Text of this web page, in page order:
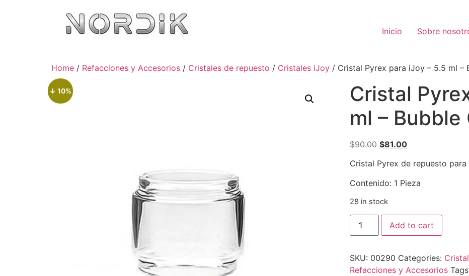
Inicio Sobre
Home / Refacciones y Accesorios / Cristales de repuesto / Cristales iJoy / Cristal Pyrex para iJoy – 5.5 ml –
↓ 10%
Cristal
ml – Bubble
$90.00 $81.00
Cristal Pyrex de repuesto
Contenido: 1 Pieza
28 in stock
Add to cart
SKU: 00290 Categories:
Refacciones y Accesorios